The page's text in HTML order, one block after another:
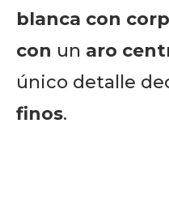
blanca con
con un aro
único detalle
finos.